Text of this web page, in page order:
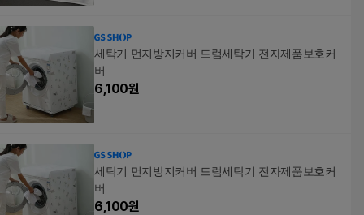
세탁기 먼지방지커버 드럼세탁기 전자제품보호커
버
6,100원
세탁기 먼지방지커버 드럼세탁기 전자제품보호커
버
6,100원